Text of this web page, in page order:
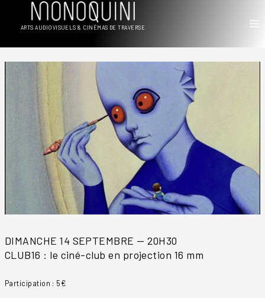
ARTS AUDIOVISUELS & CINÉMAS DE TRAVERSE
DIMANCHE 14 SEPTEMBRE — 20H30
CLUB16 : le ciné-club en projection 16 mm
Participation : 5€